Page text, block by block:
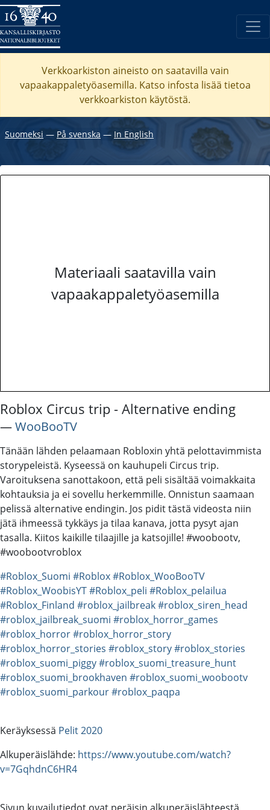
Verkkoarkiston aineisto on saatavilla vain
vapaakappaletyöasemilla. Katso infosta lisää tietoa
verkkoarkiston käytöstä.
Suomeksi ― På svenska ― In English
Materiaali saatavilla vain
vapaakappaletyöasemilla
Roblox Circus trip - Alternative ending
―WooBooTV
Tänään lähden pelaamaan Robloxin yhtä pelottavimmista
storypeleistä. Kyseessä on kauhupeli Circus trip.
Varoituksena sanottakoon, että peli sisältää voimakkaita
kohtauksia ja ei sovellu herkemmille. Onnistun saamaan
pelissä alternative endingin. Jos pidit tästä videosta niin
jätä ihmeessä tykkäys ja tilaa kanava, jotta pysyt ajan
tasalla. Kiitos kaikille tilaajille ja katsojille! #woobootv,
#woobootvroblox
#Roblox_Suomi #Roblox#Roblox_WooBooTV
#Roblox_WoobisYT#Roblox_peli #Roblox_pelailua
#Roblox_Finland #roblox_jailbreak#roblox_siren_head
#roblox_jailbreak_suomi #roblox_horror_games
#roblox_horror#roblox_horror_story
#roblox_horror_stories #roblox_story#roblox_stories
#roblox_suomi_piggy#roblox_suomi_treasure_hunt
#roblox_suomi_brookhaven #roblox_suomi_woobootv
#roblox_suomi_parkour#roblox_paqpa
Keräyksessä Pelit 2020
Alkuperäislähde: https://www.youtube.com/watch?
v=7GqhdnC6HR4